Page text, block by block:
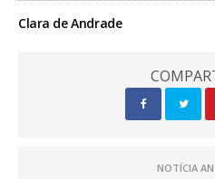
Clara de Andrade
NOTÍCIA